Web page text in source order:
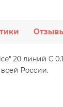
20 линий C
России.